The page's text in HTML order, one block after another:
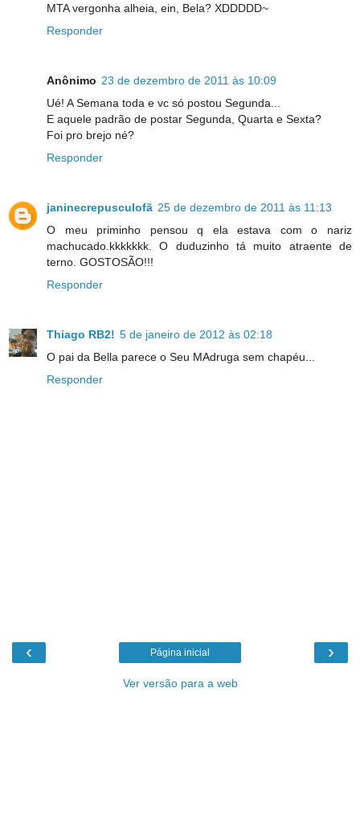
MTA vergonha alheia, ein, Bela? XDDDDD~
Responder
Anônimo 23 de dezembro de 2011 às 10:09
Ué! A Semana toda e vc só postou Segunda...
E aquele padrão de postar Segunda, Quarta e Sexta?
Foi pro brejo né?
Responder
janinecrepusculofã 25 de dezembro de 2011 às 11:13
O meu priminho pensou q ela estava com o nariz
machucado.kkkkkkk. O duduzinho tá muito atraente de
terno. GOSTOSÃO!!!
Responder
Thiago RB2! 5 de janeiro de 2012 às 02:18
O pai da Bella parece o Seu MAdruga sem chapéu...
Responder
‹ ›
Página inicial
Ver versão para a web